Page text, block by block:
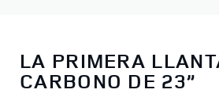
LA PRIMERA
CARBONO DE 23”